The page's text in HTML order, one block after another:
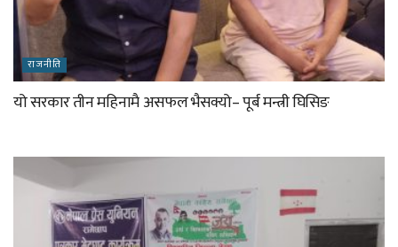
राजनीति
यो सरकार तीन महिनामै असफल भैसक्यो– पूर्ब मन्त्री घिसिङ